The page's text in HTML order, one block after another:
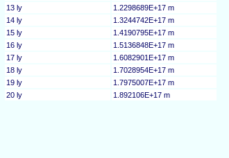
13 ly
1.2298689E+17 m
14 ly
1.3244742E+17 m
15 ly
1.4190795E+17 m
16 ly
1.5136848E+17 m
17 ly
1.6082901E+17 m
18 ly
1.7028954E+17 m
19 ly
1.7975007E+17 m
20 ly
1.892106E+17 m